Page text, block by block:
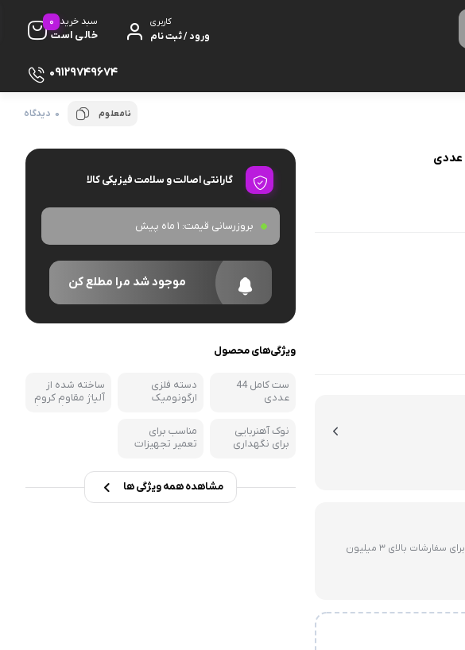
کاربری
ورود / ثبت نام
سبد خرید
خالی است
0
09129749674
نامعلوم 0 دیدگاه
ارسال رایگان برای سفارشات بالای 3 میلیون
گارانتی اصالت و سلامت فیزیکی کالا
بروزرسانی قیمت: 1 ماه پیش
موجود شد مرا مطلع کن
ویژگی‌های محصول
ست کامل 44
عددی
دسته فلزی
ارگونومیک
ساخته شده از
آلیاژ مقاوم کروم
وانادیوم (CR-V)
نوک آهنربایی
برای نگهداری
مناسب برای
تعمیر تجهیزات
مشاهده همه ویژگی ها